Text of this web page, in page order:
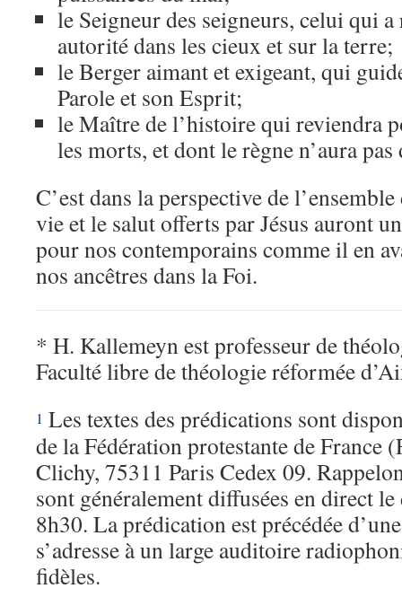
le Seigneur des seigneurs, celui qui a
autorité dans les cieux et sur la terre;
le Berger aimant et exigeant, qui
Parole et son Esprit;
le Maître de l’histoire qui reviendra
les morts, et dont le règne n’aura pas
C’est dans la perspective de
vie et le salut offerts par Jésus auront
pour nos contemporains comme il en
nos ancêtres dans la Foi.
* H. Kallemeyn est professeur de
Faculté libre de théologie réformée
1 Les textes des prédications sont
de la Fédération protestante de France
Clichy, 75311 Paris Cedex 09.
sont généralement diffusées en direct
8h30. La prédication est précédée
s’adresse à un large auditoire
fidèles.